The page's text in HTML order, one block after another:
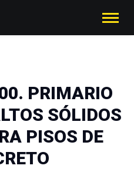
PRIMARIO
SÓLIDOS
PISOS DE